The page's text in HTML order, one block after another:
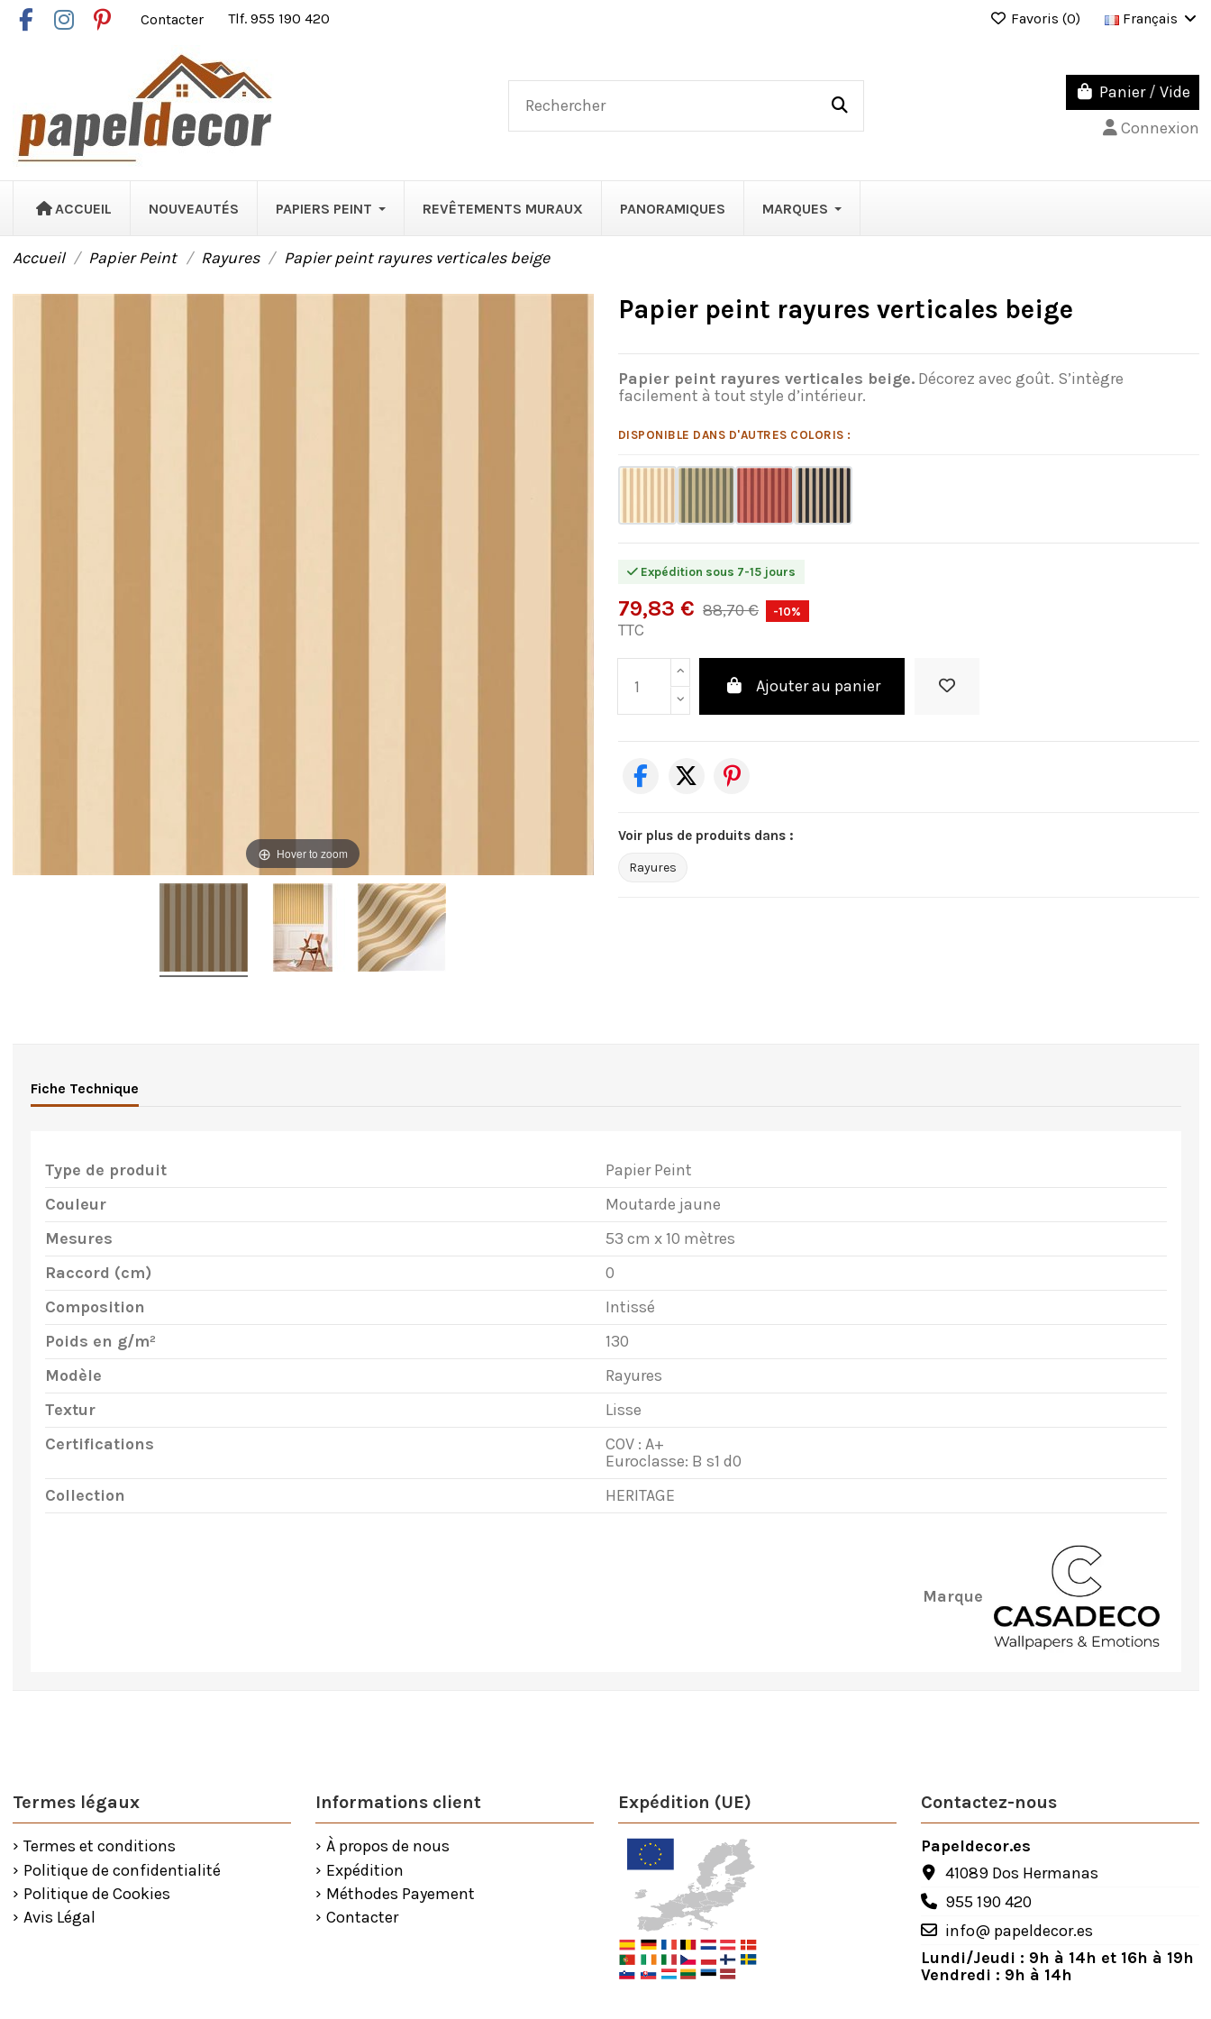
Contacter Tlf. 955 190 420 Favoris (0) Français
Panier / Vide
Connexion
ACCUEIL NOUVEAUTÉS PAPIERS PEINT REVÊTEMENTS MURAUX PANORAMIQUES MARQUES
Accueil Papier Peint Rayures Papier peint rayures verticales beige
Hover to zoom
Papier peint rayures verticales beige
Papier peint rayures verticales beige.Décorez avec goût. S’intègre
facilement à tout style d’intérieur.
DISPONIBLE DANS D'AUTRES COLORIS :
Expédition sous 7-15 jours
79,83 € 88,70 € -10%
TTC
Ajouter au panier
Voir plus de produits dans :
Rayures
Fiche Technique
Type de produit
Papier Peint
Couleur
Moutarde jaune
Mesures
53 cm x 10 mètres
Raccord (cm)
0
Composition
Intissé
Poids en g/m²
130
Modèle
Rayures
Textur
Lisse
Certifications
COV : A+
Euroclasse: B s1 d0
Collection
HERITAGE
Marque
Termes légaux
Termes et conditions
Politique de confidentialité
Politique de Cookies
Avis Légal
Informations client
À propos de nous
Expédition
Méthodes Payement
Contacter
Expédition (UE) Contactez-nous
Papeldecor.es
41089 Dos Hermanas
955 190 420
info@ papeldecor.es
Lundi/Jeudi : 9h à 14h et 16h à 19h
Vendredi : 9h à 14h